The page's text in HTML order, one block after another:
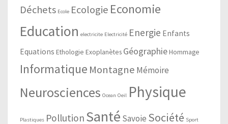
Déchets Ecole Ecologie Economie
Education electricite Electricité Energie Enfants
Equations Ethologie Exoplanètes GéographieHommage
Informatique Montagne Mémoire
Neurosciences Ocean Oeil Physique
Plastiques Pollution Santé Savoie Société Sport